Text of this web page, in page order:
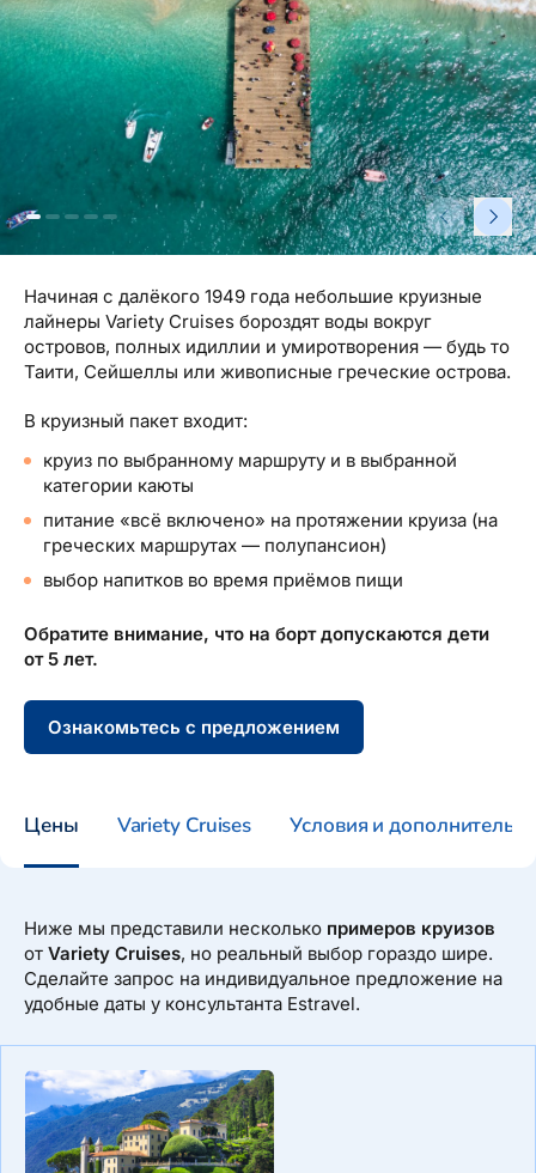
Подарочная карта Estravel
Reisikaubad.ee
Airalo eSIM
Бонусные пункты, Золотая карточка, Platinum
Club...
Золотая карточка
Platinum Club
Бонусные пункты
О нас
О компании, контакты, наши консультанты,
новости...
О компании
Контакты
Наши консультанты
Приходите на работу
Начиная с далёкого 1949 года небольшие круизные
лайнеры Variety Cruises бороздят воды вокруг
островов, полных идиллии и умиротворения — будь то
Таити, Сейшеллы или живописные греческие острова.
В круизный пакет входит:
круиз по выбранному маршруту и в выбранной
категории каюты
питание «всё включено» на протяжении круиза (на
греческих маршрутах — полупансион)
выбор напитков во время приёмов пищи
Обратите внимание, что на борт допускаются дети
от 5 лет.
Ознакомьтесь с предложением
Цены Variety Cruises Условия и
Ниже мы представили несколько примеров круизов
от Variety Cruises, но реальный выбор гораздо шире.
Сделайте запрос на индивидуальное предложение на
удобные даты у консультанта Estravel.